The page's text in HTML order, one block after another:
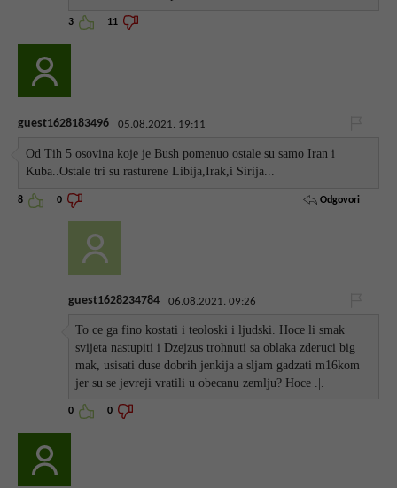
3 11
guest1628183496 05.08.2021. 19:11
Od Tih 5 osovina koje je Bush pomenuo ostale su samo Iran i
Kuba..Ostale tri su rasturene Libija,Irak,i Sirija...
8 0 Odgovori
guest1628234784 06.08.2021. 09:26
To ce ga fino kostati i teoloski i ljudski. Hoce li smak
svijeta nastupiti i Dzejzus trohnuti sa oblaka zderuci big
mak, usisati duse dobrih jenkija a sljam gadzati m16kom
jer su se jevreji vratili u obecanu zemlju? Hoce .|.
0 0